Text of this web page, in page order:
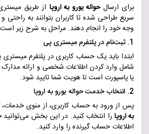
برای ارسالحواله یورو به اروپا از طریق
سریع طراحی شده تا کاربران بتوانند به راحتی و
وجه خود را انجام دهند. مراحل به شرح زیر است
1. ثبت‌نام در پلتفرم میستری پی
ابتدا باید یک حساب کاربری در پلتفرم میستری
شامل وارد کردن اطلاعات شخصی و ارائه مدارک
یا پاسپورت است تا هویت شما تایید شود.
2. انتخاب خدمت حواله یورو به اروپا
پس از ورود به حساب کاربری، از منوی خدمات،
به اروپارا انتخاب کنید. در این بخش
اطلاعات حساب گیرنده را وارد کنید.